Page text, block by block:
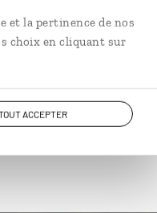
et la pertinence de nos
choix en cliquant sur
ACCEPTER